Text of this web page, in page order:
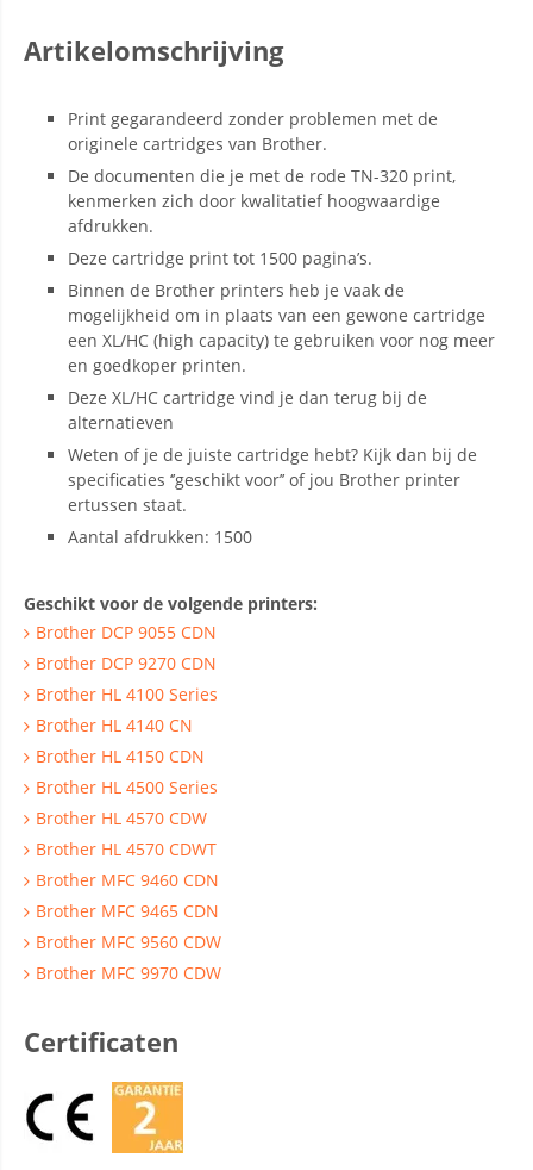
Artikelomschrijving
Print gegarandeerd zonder problemen met de
originele cartridges van Brother.
De documenten die je met de rode TN-320 print,
kenmerken zich door kwalitatief hoogwaardige
afdrukken.
Deze cartridge print tot 1500 pagina’s.
Binnen de Brother printers heb je vaak de
mogelijkheid om in plaats van een gewone cartridge
een XL/HC (high capacity) te gebruiken voor nog meer
en goedkoper printen.
Deze XL/HC cartridge vind je dan terug bij de
alternatieven
Weten of je de juiste cartridge hebt? Kijk dan bij de
specificaties ‘’geschikt voor’’ of jou Brother printer
ertussen staat.
Aantal afdrukken: 1500
Geschikt voor de volgende printers:
Brother DCP 9055 CDN
Brother DCP 9270 CDN
Brother HL 4100 Series
Brother HL 4140 CN
Brother HL 4150 CDN
Brother HL 4500 Series
Brother HL 4570 CDW
Brother HL 4570 CDWT
Brother MFC 9460 CDN
Brother MFC 9465 CDN
Brother MFC 9560 CDW
Brother MFC 9970 CDW
Certificaten